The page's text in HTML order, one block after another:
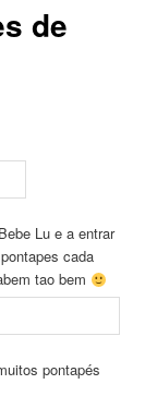
de
Lu e a entrar
cada
tao bem
pontapés